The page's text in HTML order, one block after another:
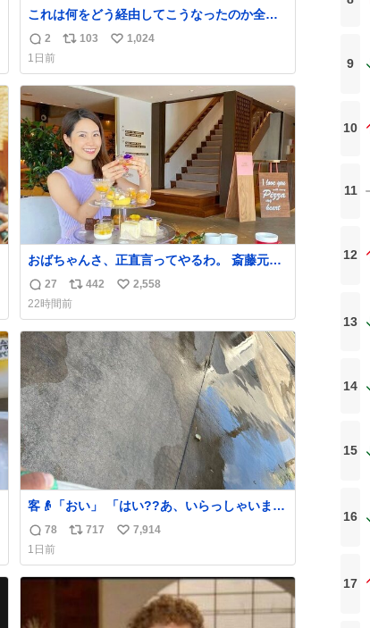
これは何をどう経由してこうなったのか全く
わからない構造のすしざんまいの玉子
返
信
数
2
リ
ス
ト
数
103
い
ね
数
1,024
1日前
おばちゃんさ、正直言ってやるわ。 斎藤元彦
と関わった事でアンタはこれか先キラキラ輝
返
信
数
27
リ
ポ
ス
ト
数
442
い
ね
数
2,558
22時間前
客👴「おい」 「はい??あ、いらっしゃいま
せ」 👴「さっきからずっと水出しっぱなしで
もったいないだろ」 「静電気を逃がし、熱く
なった地面の温度を下げ、引火事故の防止の
為必要な作業です」 👴「水不足の昨今にもっ
たいないことをするな!!」 それでは歌いま
す、聞いてください 「井戸水」
返
信
数
78
リ
ス
717
い
ね
7,914
1日前
9
10
11
12
13
14
15
16
17